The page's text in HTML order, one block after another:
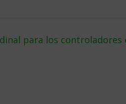
para los controladores